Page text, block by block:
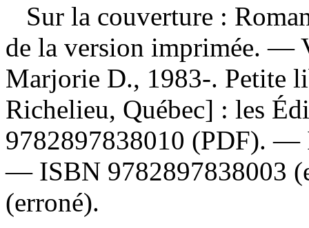
Sur la couverture :
de la version imprimée. —
Marjorie D., 1983-. Petite
Richelieu, Québec] : les
9782897838010 (PDF). —
— ISBN 9782897838003
(erroné).